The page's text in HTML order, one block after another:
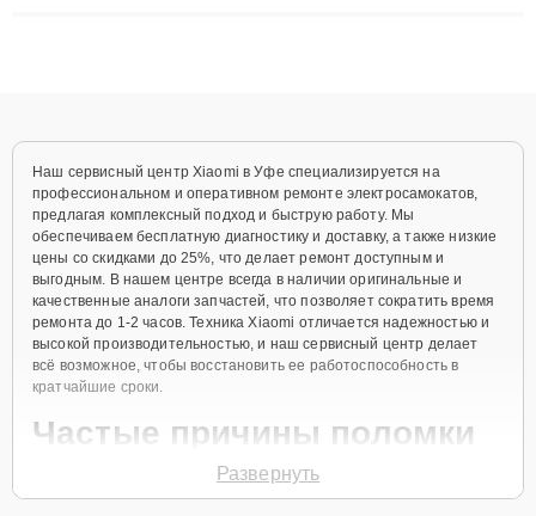
Наш сервисный центр Xiaomi в Уфе специализируется на
профессиональном и оперативном ремонте электросамокатов,
предлагая комплексный подход и быструю работу. Мы
обеспечиваем бесплатную диагностику и доставку, а также низкие
цены со скидками до 25%, что делает ремонт доступным и
выгодным. В нашем центре всегда в наличии оригинальные и
качественные аналоги запчастей, что позволяет сократить время
ремонта до 1-2 часов. Техника Xiaomi отличается надежностью и
высокой производительностью, и наш сервисный центр делает
всё возможное, чтобы восстановить ее работоспособность в
кратчайшие сроки.
Частые причины поломки
Износ тормозной системы
Развернуть